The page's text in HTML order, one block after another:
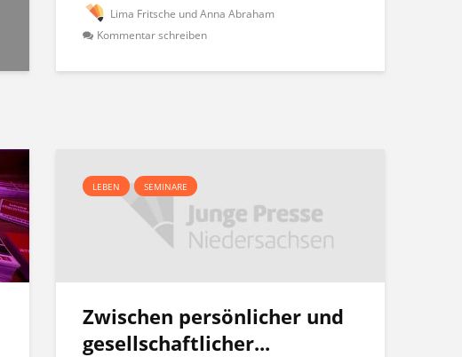
Lima Fritsche und Anna Abraham
Kommentar schreiben
LEBEN SEMINARE
Zwischen persönlicher und
gesellschaftlicher...